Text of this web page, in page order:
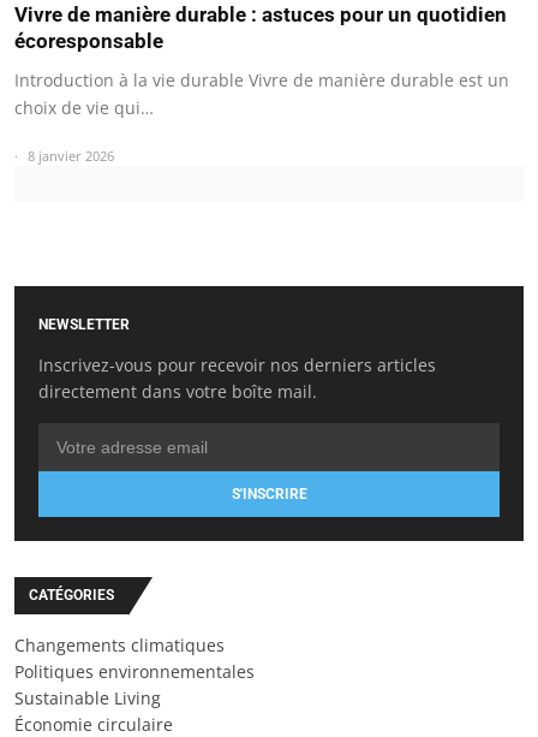
Vivre de manière durable : astuces pour un quotidien
écoresponsable
Introduction à la vie durable Vivre de manière durable est un
choix de vie qui…
8 janvier 2026
NEWSLETTER
Inscrivez-vous pour recevoir nos derniers articles
directement dans votre boîte mail.
S'INSCRIRE
CATÉGORIES
Changements climatiques
Politiques environnementales
Sustainable Living
Économie circulaire